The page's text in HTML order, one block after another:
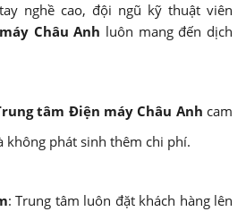
nghề cao, đội ngũ kỹ thuật viên
Châu Anh luôn mang đến dịch
tâm Điện máy Châu Anh cam
không phát sinh thêm chi phí.
: Trung tâm luôn đặt khách hàng lên